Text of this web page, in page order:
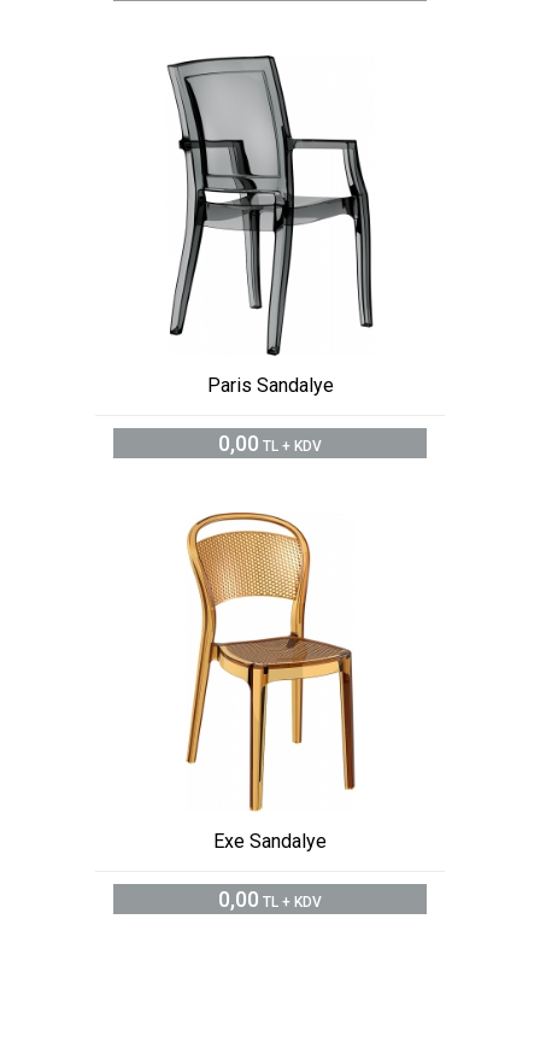
Paris Sandalye
0,00 TL + KDV
Exe Sandalye
0,00 TL + KDV